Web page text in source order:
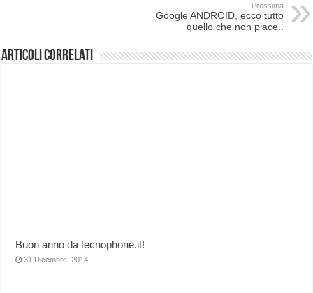
Prossima
Google ANDROID, ecco tutto
quello che non piace..
Articoli correlati
Buon anno da tecnophone.it!
31 Dicembre, 2014